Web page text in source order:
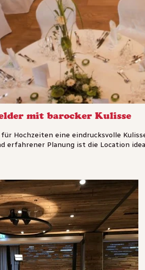
mit barocker Kulisse
Hochzeiten eine eindrucksvolle
erfahrener Planung ist die Location